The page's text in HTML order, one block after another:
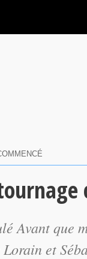
Avant que
et